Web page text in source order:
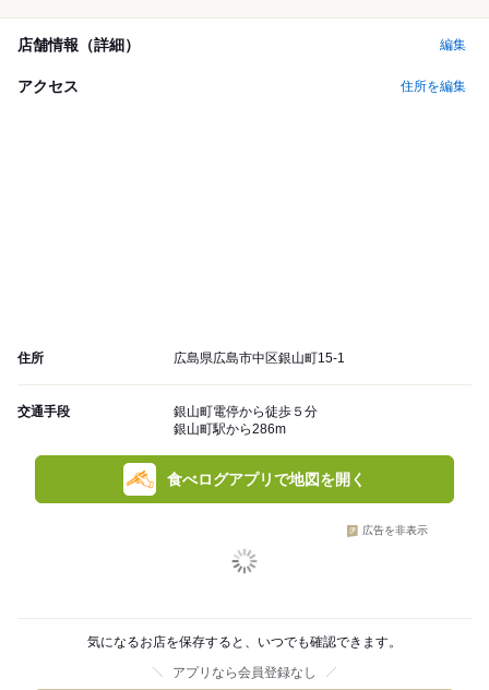
店舗情報（詳細） 編集
アクセス 住所を編集
住所 広島県広島市中区銀山町15-1
交通手段
銀山町電停から徒歩５分
銀山町駅から286m
食べログアプリで地図を開く
広告を非表示
気になるお店を保存すると、いつでも確認できます。
アプリなら会員登録なし